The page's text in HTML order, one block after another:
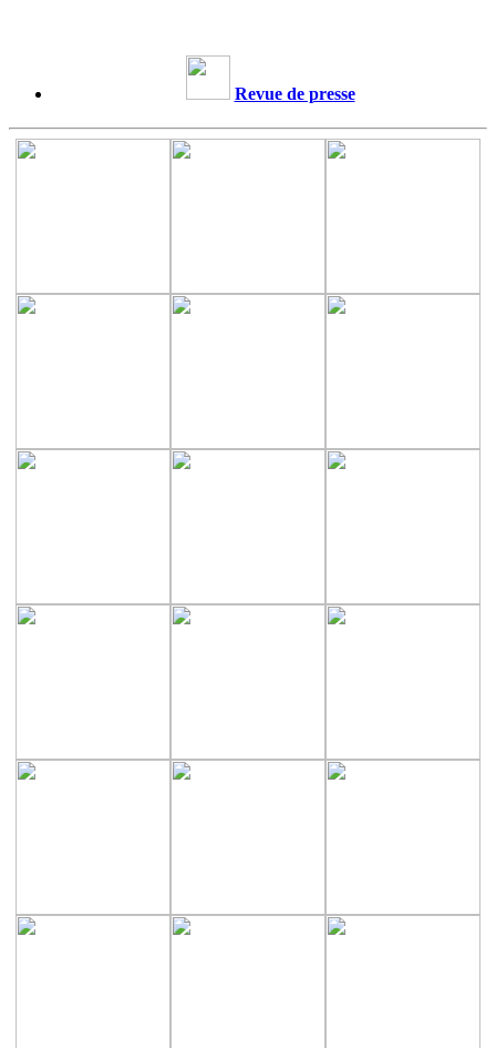
Revue de presse